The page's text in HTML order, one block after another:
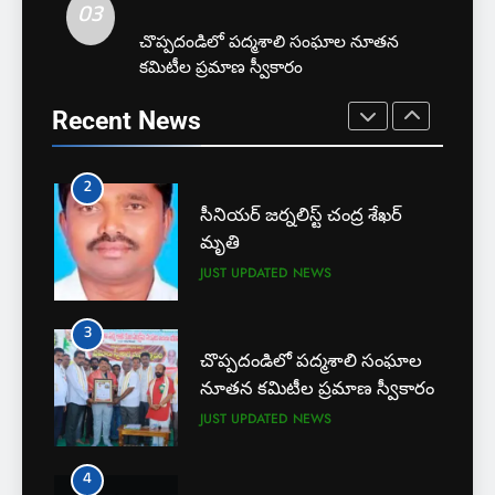
చొప్పదండిలో పద్మశాలి సంఘాల
నూతన కమిటీల ప్రమాణ స్వీకారం
4
కరీంనగర్ టూ టౌన్ ఎస్ ఐ
చంద్రశేఖర్ బలవన్మరణం
5
అవినీతి నిరోధక శాఖ అధికారుల
వలలో చిక్కిన ఎక్సైజ్ సీఐ
03
చొప్పదండిలో పద్మశాలి సంఘాల నూతన
కమిటీల ప్రమాణ స్వీకారం
Recent News
1
బార్ అసోసియేషన్ క్లర్క్‌కు
న్యాయవాదుల ఆర్థిక చేయూత
KARIMNAGAR NEWS
2
సీనియర్ జర్నలిస్ట్ చంద్ర శేఖర్
మృతి
JUST UPDATED NEWS
3
చొప్పదండిలో పద్మశాలి సంఘాల
నూతన కమిటీల ప్రమాణ స్వీకారం
JUST UPDATED NEWS
4